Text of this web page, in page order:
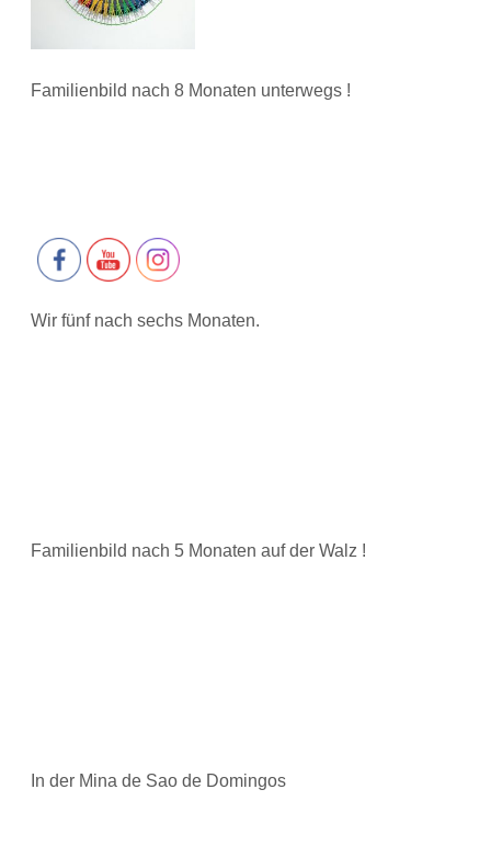
Familienbild nach 8 Monaten unterwegs !
Wir fünf nach sechs Monaten.
Familienbild nach 5 Monaten auf der Walz !
In der Mina de Sao de Domingos